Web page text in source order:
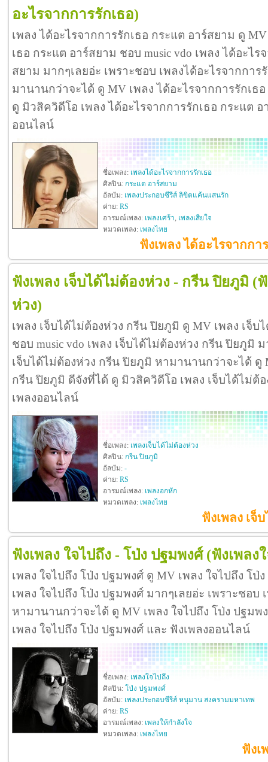
อะไรจากการรักเธอ)
เพลง ได้อะไรจากการรักเธอ กระแต อาร์สยาม ดู
เธอ กระแต อาร์สยาม ชอบ music vdo เพลง ได้อะไร
สยาม มากๆเลยอ่ะ เพราะชอบ เพลงได้อะไรจากกา
มานานกว่าจะได้ ดู MV เพลง ได้อะไรจากการรักเธ
ดู มิวสิควิดีโอ เพลง ได้อะไรจากการรักเธอ กระแต
ออนไลน์
ชื่อเพลง: เพลงได้อะไรจากการรักเธอ
ศิลปิน: กระแต อาร์สยาม
อัลบัม: เพลงประกอบซีรีส์ ลิขิตแค้นแสนรัก
ค่าย: RS
อารมณ์เพลง: เพลงเศร้า, เพลงเสียใจ
หมวดเพลง: เพลงไทย
ฟังเพลง ได้อะไรจากก
ฟังเพลง เจ็บได้ไม่ต้องห่วง - กรีน ปิยภูมิ (
ห่วง)
เพลง เจ็บได้ไม่ต้องห่วง กรีน ปิยภูมิ ดู MV เพลง เจ็
ชอบ music vdo เพลง เจ็บได้ไม่ต้องห่วง กรีน ปิยภูมิ
เจ็บได้ไม่ต้องห่วง กรีน ปิยภูมิ หามานานกว่าจะได้ ดู
กรีน ปิยภูมิ ดีจังที่ได้ ดู มิวสิควิดีโอ เพลง เจ็บได้ไม่ต้
เพลงออนไลน์
ชื่อเพลง: เพลงเจ็บได้ไม่ต้องห่วง
ศิลปิน: กรีน ปิยภูมิ
อัลบัม: -
ค่าย: RS
อารมณ์เพลง: เพลงอกหัก
หมวดเพลง: เพลงไทย
ฟังเพลง เจ็
ฟังเพลง ใจไปถึง - โป่ง ปฐมพงศ์ (ฟังเพลง
เพลง ใจไปถึง โป่ง ปฐมพงศ์ ดู MV เพลง ใจไปถึง โป่
เพลง ใจไปถึง โป่ง ปฐมพงศ์ มากๆเลยอ่ะ เพราะชอบ
หามานานกว่าจะได้ ดู MV เพลง ใจไปถึง โป่ง ปฐม
เพลง ใจไปถึง โป่ง ปฐมพงศ์ และ ฟังเพลงออนไลน์
ชื่อเพลง: เพลงใจไปถึง
ศิลปิน: โป่ง ปฐมพงศ์
อัลบัม: เพลงประกอบซีรีส์ หนุมาน สงครามมหาเทพ
ค่าย: RS
อารมณ์เพลง: เพลงให้กำลังใจ
หมวดเพลง: เพลงไทย
ฟังเ